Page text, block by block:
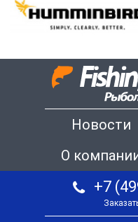
Новости
О
+7